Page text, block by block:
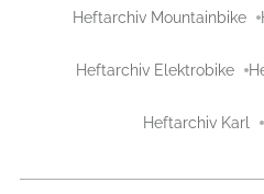
Heftarchiv Mountainbike
Heftarchiv Elektrobike
Heftarchiv Karl